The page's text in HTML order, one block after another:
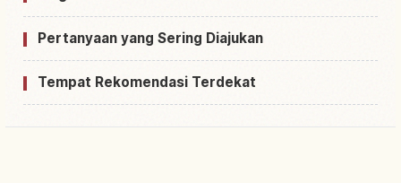
Pertanyaan yang Sering Diajukan
Tempat Rekomendasi Terdekat